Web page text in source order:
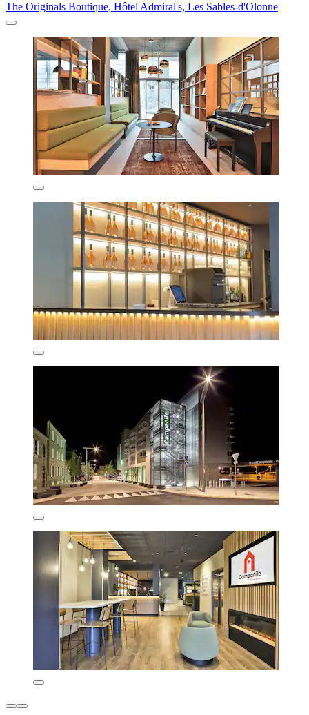
The Originals Boutique, Hôtel Admiral's, Les Sables-d'Olonne